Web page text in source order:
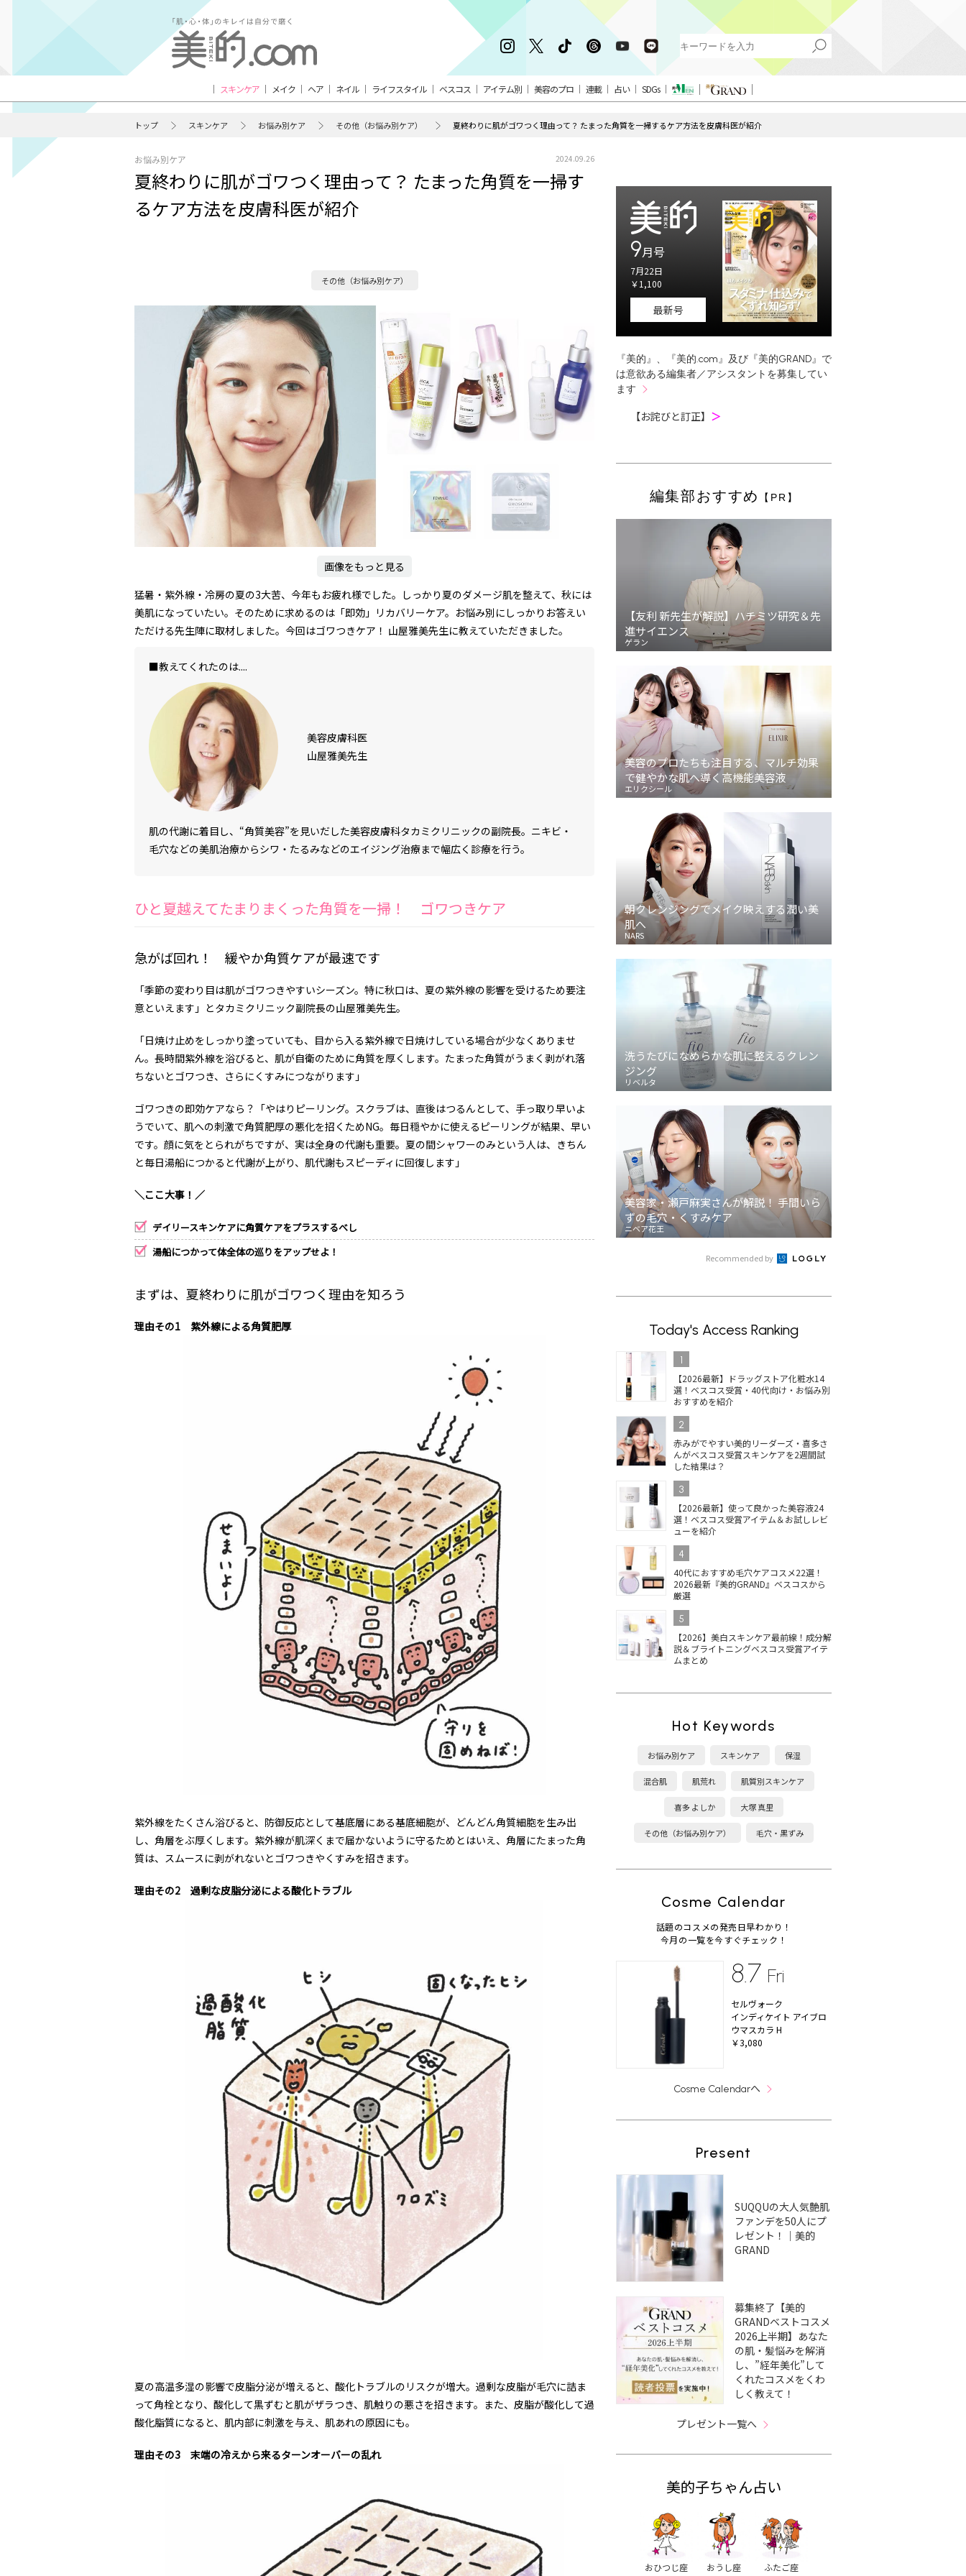
スキンケア メイク ヘア ネイル ライフスタイル ベスコス アイテム別 美容のプロ 連載 占い SDGs
トップ スキンケア お悩み別ケア その他（お悩み別ケア） 夏終わりに肌がゴワつく理由って？ たまった角質を一掃するケア方法を皮膚科医が紹介
お悩み別ケア 2024.09.26
夏終わりに肌がゴワつく理由って？ たまった角質を一掃す
るケア方法を皮膚科医が紹介
その他（お悩み別ケア）
画像をもっと見る
猛暑・紫外線・冷房の夏の3大苦、今年もお疲れ様でした。しっかり夏のダメージ肌を整えて、秋には
美肌になっていたい。そのために求めるのは「即効」リカバリーケア。お悩み別にしっかりお答えい
ただける先生陣に取材しました。今回はゴワつきケア！ 山屋雅美先生に教えていただきました。
■教えてくれたのは....
美容皮膚科医
山屋雅美先生
肌の代謝に着目し、“角質美容”を見いだした美容皮膚科タカミクリニックの副院長。ニキビ・
毛穴などの美肌治療からシワ・たるみなどのエイジング治療まで幅広く診療を行う。
ひと夏越えてたまりまくった角質を一掃！ ゴワつきケア
急がば回れ！ 緩やか角質ケアが最速です
「季節の変わり目は肌がゴワつきやすいシーズン。特に秋口は、夏の紫外線の影響を受けるため要注
意といえます」とタカミクリニック副院長の山屋雅美先生。
「日焼け止めをしっかり塗っていても、目から入る紫外線で日焼けしている場合が少なくありませ
ん。長時間紫外線を浴びると、肌が自衛のために角質を厚くします。たまった角質がうまく剥がれ落
ちないとゴワつき、さらにくすみにつながります」
ゴワつきの即効ケアなら？「やはりピーリング。スクラブは、直後はつるんとして、手っ取り早いよ
うでいて、肌への刺激で角質肥厚の悪化を招くためNG。毎日穏やかに使えるピーリングが結果、早い
です。顔に気をとられがちですが、実は全身の代謝も重要。夏の間シャワーのみという人は、きちん
と毎日湯船につかると代謝が上がり、肌代謝もスピーディに回復します」
＼ここ大事！／
デイリースキンケアに角質ケアをプラスするべし
湯船につかって体全体の巡りをアップせよ！
まずは、夏終わりに肌がゴワつく理由を知ろう
理由その1 紫外線による角質肥厚
紫外線をたくさん浴びると、防御反応として基底層にある基底細胞が、どんどん角質細胞を生み出
し、角層をぶ厚くします。紫外線が肌深くまで届かないように守るためとはいえ、角層にたまった角
質は、スムースに剥がれないとゴワつきやくすみを招きます。
理由その2 過剰な皮脂分泌による酸化トラブル
夏の高温多湿の影響で皮脂分泌が増えると、酸化トラブルのリスクが増大。過剰な皮脂が毛穴に詰ま
って角栓となり、酸化して黒ずむと肌がザラつき、肌触りの悪さを招きます。また、皮脂が酸化して過
酸化脂質になると、肌内部に刺激を与え、肌あれの原因にも。
理由その3 末端の冷えから来るターンオーバーの乱れ
9月号
7月22日
￥1,100
最新号
『美的』、『美的.com』及び『美的GRAND』で
は意欲ある編集者／アシスタントを募集してい
ます
【お詫びと訂正】 ＞
編集部おすすめ 【PR】
【友利 新先生が解説】ハチミツ研究＆先
進サイエンス
ゲラン
美容のプロたちも注目する、マルチ効果
で健やかな肌へ導く高機能美容液
エリクシール
朝クレンジングでメイク映えする潤い美
肌へ
NARS
洗うたびになめらかな肌に整えるクレン
ジング
リベルタ
美容家・瀬戸麻実さんが解説！ 手間いら
ずの毛穴・くすみケア
ニベア花王
Recommended by
Today's Access Ranking
1
【2026最新】ドラッグストア化粧水14
選！ベスコス受賞・40代向け・お悩み別
おすすめを紹介
2
赤みがでやすい美的リーダーズ・喜多さ
んがベスコス受賞スキンケアを2週間試
した結果は？
3
【2026最新】使って良かった美容液24
選！ベスコス受賞アイテム＆お試しレビ
ューを紹介
4
40代におすすめ毛穴ケアコスメ22選！
2026最新『美的GRAND』ベスコスから
厳選
5
【2026】美白スキンケア最前線！成分解
説＆ブライトニングベスコス受賞アイテ
ムまとめ
Hot Keywords
お悩み別ケア スキンケア 保湿
混合肌 肌荒れ 肌質別スキンケア
喜多 よしか 大塚 真里
その他（お悩み別ケア） 毛穴・黒ずみ
Cosme Calendar
話題のコスメの発売日早わかり！
今月の一覧を今すぐチェック！
8.7 Fri
セルヴォーク
インディケイト アイブロ
ウマスカラ H
￥3,080
Cosme Calendarへ
Present
SUQQUの大人気艶肌
ファンデを50人にプ
レゼント！｜美的
GRAND
募集終了【美的
GRANDベストコスメ
2026上半期】あなた
の肌・髪悩みを解消
し、”経年美化”して
くれたコスメをくわ
しく教えて！
プレゼント一覧へ
美的子ちゃん占い
おひつじ座 おうし座 ふたご座